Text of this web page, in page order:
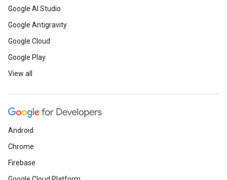
Google AI Studio
Google Antigravity
Google Cloud
Google Play
View all
Android
Chrome
Firebase